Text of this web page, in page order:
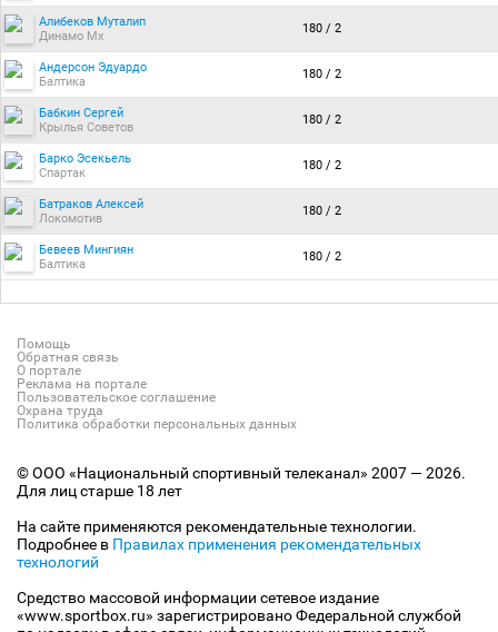
Алибеков Муталип
Динамо Мх
180 / 2
Андерсон Эдуардо
Балтика
180 / 2
Бабкин Сергей
Крылья Советов
180 / 2
Барко Эсекьель
Спартак
180 / 2
Батраков Алексей
Локомотив
180 / 2
Бевеев Мингиян
Балтика
180 / 2
Помощь
Обратная связь
О портале
Реклама на портале
Пользовательское соглашение
Охрана труда
Политика обработки персональных данных
© ООО «Национальный спортивный телеканал» 2007 — 2026.
Для лиц старше 18 лет
На сайте применяются рекомендательные технологии.
Подробнее в Правилах применения рекомендательных
технологий
Средство массовой информации сетевое издание
«www.sportbox.ru» зарегистрировано Федеральной службой